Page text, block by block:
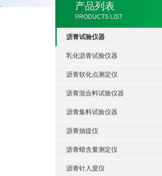
产品列表
PRODUCTS LIST
沥青试验仪器
乳化沥青试验仪器
沥青软化点测定仪
沥青混合料试验仪器
沥青集料试验仪器
沥青抽提仪
沥青蜡含量测定仪
沥青针入度仪